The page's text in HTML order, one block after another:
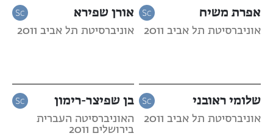
אפרת משיח
אוניברסיטת תל אביב 2011
אורן שפירא
אוניברסיטת תל אביב 2011
שלומי ראובני
אוניברסיטת תל אביב 2011
בן שפיצר-רימון
האוניברסיטה העברית
בירושלים 2011